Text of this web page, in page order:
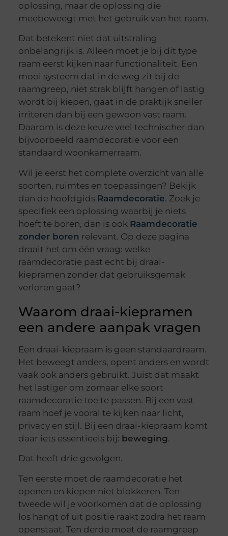
oplossing, maar de oplossing die
meebeweegt met het gebruik van het raam.
Dat betekent niet dat uitstraling
onbelangrijk is. Alleen moet je bij dit type
raam eerst kijken naar functionaliteit. Een
mooi systeem dat in de weg zit bij de
raamgreep, niet strak blijft hangen of lastig
wordt bij kiepen, gaat in de praktijk sneller
irriteren dan bij een gewoon vast raam.
Daarom is deze keuze veel technischer dan
bijvoorbeeld raamdecoratie voor een
standaard woonkamerraam.
Wil je eerst het complete overzicht van alle
soorten, ruimtes en toepassingen? Bekijk
dan de hoofdgids Raamdecoratie. Zoek je
specifiek een oplossing waarbij je niets
hoeft te boren, dan is ook Raamdecoratie
zonder boren relevant. Op deze pagina
draait het om één vraag: welke
raamdecoratie past echt bij draai-
kiepramen zonder dat gebruiksgemak
verloren gaat?
Waarom draai-kiepramen
een andere aanpak vragen
Een draai-kiepraam is geen standaardraam.
Het beweegt anders, opent anders en wordt
vaak ook anders gebruikt. Juist dat maakt
het lastiger om zomaar elke soort
raamdecoratie toe te passen. Bij een vast
raam hoef je vooral te kijken naar licht,
privacy en stijl. Bij een draai-kiepraam komt
daar iets essentieels bij: beweging.
Dat heeft drie gevolgen.
Ten eerste moet de raamdecoratie het
openen en kiepen niet blokkeren. Ten
tweede wil je voorkomen dat de oplossing
los hangt of uit positie raakt zodra het raam
openstaat. Ten derde moet de raamgreep